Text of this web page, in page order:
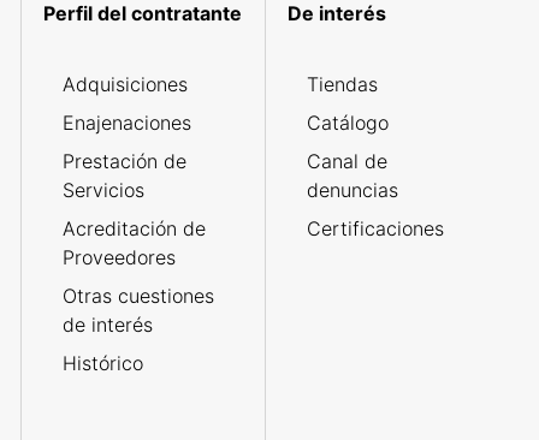
Perfil del contratante
Adquisiciones
Enajenaciones
Prestación de
Servicios
Acreditación de
Proveedores
Otras cuestiones
de interés
Histórico
De interés
Tiendas
Catálogo
Canal de
denuncias
Certificaciones